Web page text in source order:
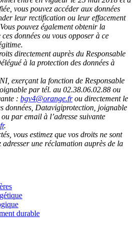
vous pouvez accéder aux données
leur rectification ou leur effacement
pouvez également obtenir la
données ou vous opposer à ce
directement auprès du Responsable
à la protection des données à
exerçant la fonction de Responsable
par tél. au 02.38.06.02.88 ou
: bgv4@orange.frou directement le
données, Datavigiprotection, joignable
par email à l’adresse suivante
.
vous estimez que vos droits ne sont
adresser une réclamation auprès de la
durable